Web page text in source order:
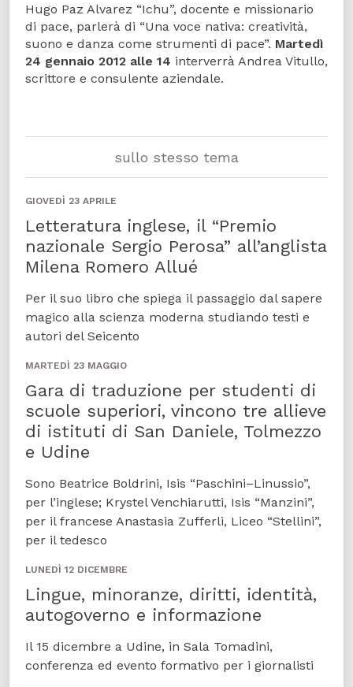
Hugo Paz Alvarez “Ichu”, docente e missionario
di pace, parlerà di “Una voce nativa: creatività,
suono e danza come strumenti di pace”. Martedì
24 gennaio 2012 alle 14 interverrà Andrea Vitullo,
scrittore e consulente aziendale.
sullo stesso tema
GIOVEDÌ 23 APRILE
Letteratura inglese, il “Premio
nazionale Sergio Perosa” all’anglista
Milena Romero Allué
Per il suo libro che spiega il passaggio dal sapere
magico alla scienza moderna studiando testi e
autori del Seicento
MARTEDÌ 23 MAGGIO
Gara di traduzione per studenti di
scuole superiori, vincono tre allieve
di istituti di San Daniele, Tolmezzo
e Udine
Sono Beatrice Boldrini, Isis “Paschini–Linussio”,
per l’inglese; Krystel Venchiarutti, Isis “Manzini”,
per il francese Anastasia Zufferli, Liceo “Stellini”,
per il tedesco
LUNEDÌ 12 DICEMBRE
Lingue, minoranze, diritti, identità,
autogoverno e informazione
Il 15 dicembre a Udine, in Sala Tomadini,
conferenza ed evento formativo per i giornalisti